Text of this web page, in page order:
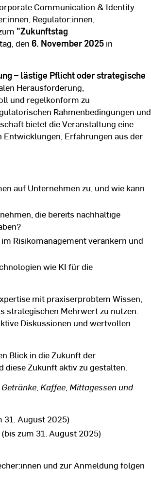
Communication & Identity
Regulator:innen,
"Zukunftstag
den6. November 2025 in
– lästige Pflicht oder strategische
Herausforderung,
und regelkonform zu
Rahmenbedingungen und
bietet die Veranstaltung eine
Erfahrungen aus der
auf Unternehmen zu, und wie kann
die bereits nachhaltige
Risikomanagement verankern und
wie KI für die
mit praxiserprobtem Wissen,
strategischen Mehrwert zu nutzen.
Diskussionen und wertvollen
Blick in die Zukunft der
Zukunft aktiv zu gestalten.
Kaffee, Mittagessen und
31. August 2025)
(bis zum 31. August 2025)
und zur Anmeldung folgen